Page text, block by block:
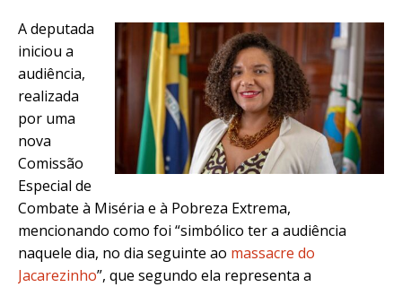
A deputada
iniciou a
audiência,
realizada
por uma
nova
Comissão
Especial de
Combate à Miséria e à Pobreza Extrema,
mencionando como foi “simbólico ter a audiência
naquele dia, no dia seguinte ao massacre do
Jacarezinho”, que segundo ela representa a